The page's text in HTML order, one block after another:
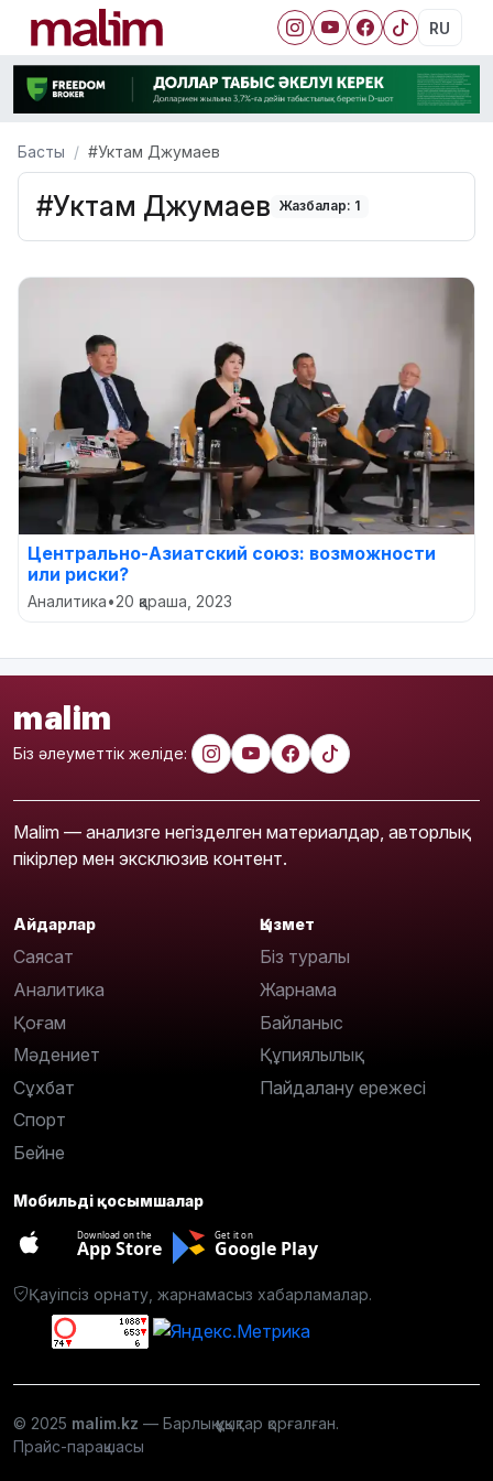
RU
Басты #Уктам Джумаев
#Уктам Джумаев Жазбалар: 1
Центрально-Азиатский союз: возможности
или риски?
Аналитика•20 қараша, 2023
malim
Біз әлеуметтік желіде:
Malim — анализге негізделген материалдар, авторлық
пікірлер мен эксклюзив контент.
Айдарлар
Саясат
Аналитика
Қоғам
Мәдениет
Сұхбат
Спорт
Бейне
Қызмет
Біз туралы
Жарнама
Байланыс
Құпиялылық
Пайдалану ережесі
Мобильді қосымшалар
Download on the
App Store
Get it on
Google Play
Қауіпсіз орнату, жарнамасыз хабарламалар.
© 2025 malim.kz — Барлық құқықтар қорғалған.
Прайс-парақшасы